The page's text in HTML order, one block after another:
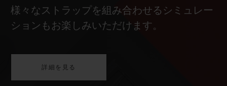
様々なストラップを組み合わせるシミュレー
ションもお楽しみいただけます。
詳細を見る